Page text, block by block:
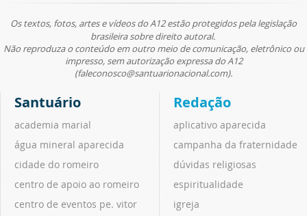
Os textos, fotos, artes e vídeos do A12 estão protegidos pela legislação
brasileira sobre direito autoral.
Não reproduza o conteúdo em outro meio de comunicação, eletrônico ou
impresso, sem autorização expressa do A12
(faleconosco@santuarionacional.com).
Santuário
academia marial
água mineral aparecida
cidade do romeiro
centro de apoio ao romeiro
centro de eventos pe. vitor
Redação
aplicativo aparecida
campanha da fraternidade
dúvidas religiosas
espiritualidade
igreja